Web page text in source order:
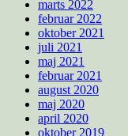
marts 2022
februar 2022
oktober 2021
juli 2021
maj 2021
februar 2021
august 2020
maj 2020
april 2020
oktober 2019